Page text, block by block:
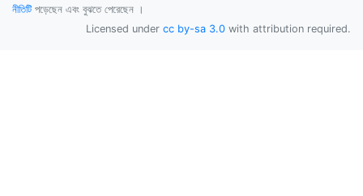
নীতিটি পড়েছেন এবং বুঝতে পেরেছেন ।
Licensed under cc by-sa 3.0 with attribution required.